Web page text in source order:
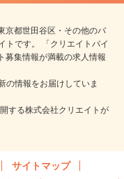
京都世田谷区・その他のバ
トです。 「クリエイトバイ
募集情報が満載の求人情報
の情報をお届けしていま
する株式会社クリエイトが
サイトマップ